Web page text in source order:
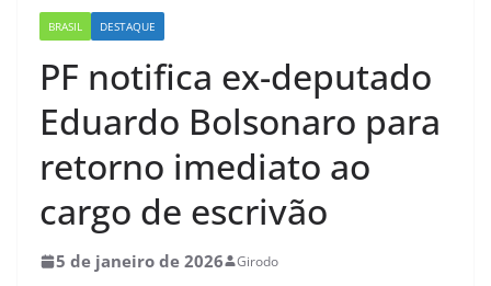
BRASIL DESTAQUE
PF notifica ex-deputado
Eduardo Bolsonaro para
retorno imediato ao
cargo de escrivão
5 de janeiro de 2026 Girodo